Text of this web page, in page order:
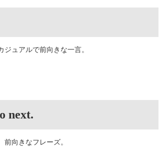
ュアルで前向きな一言。
next.
前向きなフレーズ。